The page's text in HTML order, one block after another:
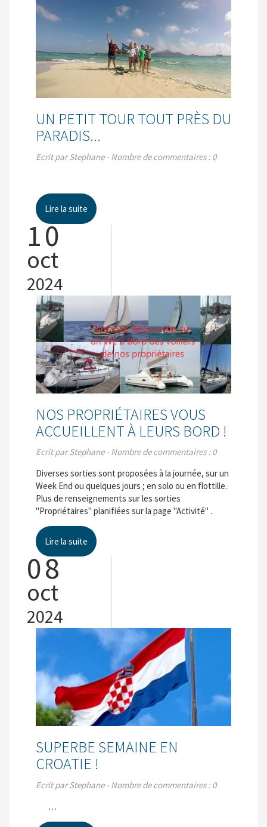
UN PETIT TOUR TOUT PRÈS DU
PARADIS...
Ecrit par Stephane - Nombre de commentaires : 0
Lire la suite
10
oct
2024
NOS PROPRIÉTAIRES VOUS
ACCUEILLENT À LEURS BORD !
Ecrit par Stephane - Nombre de commentaires : 0
Diverses sorties sont proposées à la journée, sur un
Week End ou quelques jours ; en solo ou en flottille.
Plus de renseignements sur les sorties
"Propriétaires" planifiées sur la page "Activité" .
Lire la suite
08
oct
2024
SUPERBE SEMAINE EN
CROATIE !
Ecrit par Stephane - Nombre de commentaires : 0
…